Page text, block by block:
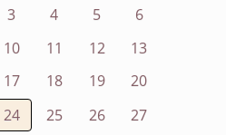
3 4 5
6
10 11 12
13
17 18 19
20
24 25 26
27